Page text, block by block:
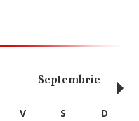
Septembrie
V S
D